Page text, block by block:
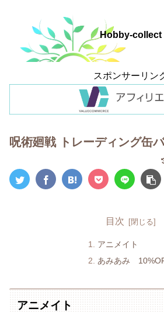
Hobby-collect
スポンサーリン
呪術廻戦 トレーディング缶
目次
アニメイト
あみあみ
アニメイト